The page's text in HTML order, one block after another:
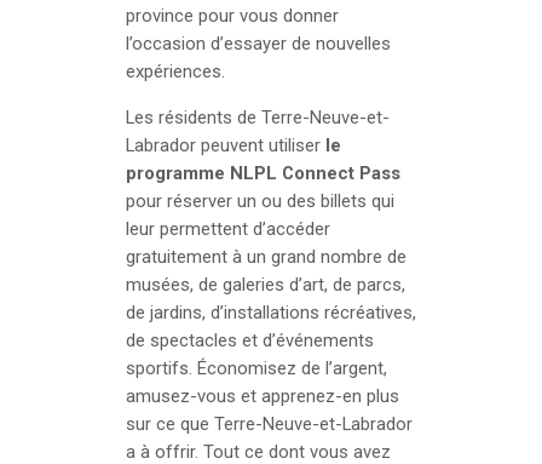
province pour vous donner
l’occasion d’essayer de nouvelles
expériences.
Les résidents de Terre-Neuve-et-
Labrador peuvent utiliser le
programme NLPL Connect Pass
pour réserver un ou des billets qui
leur permettent d’accéder
gratuitement à un grand nombre de
musées, de galeries d’art, de parcs,
de jardins, d’installations récréatives,
de spectacles et d’événements
sportifs. Économisez de l’argent,
amusez-vous et apprenez-en plus
sur ce que Terre-Neuve-et-Labrador
a à offrir. Tout ce dont vous avez